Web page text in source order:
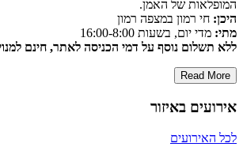
המופלאות של האמן.
היכן: חי רמון במצפה רמון
מתי: מדי יום, בשעות 16:00-8:00
ללא תשלום נוסף על דמי הכניסה לאתר, חינם
Read More
אירועים באיזור
לכל האירועים